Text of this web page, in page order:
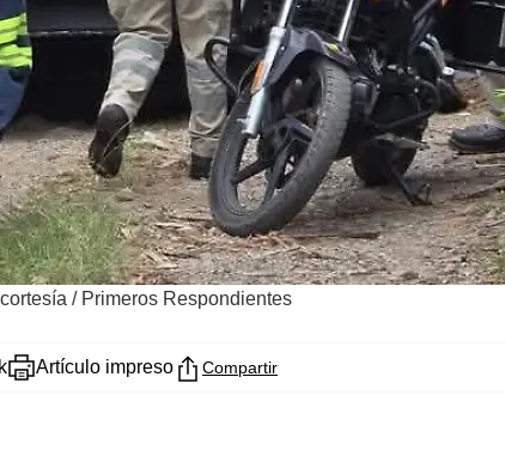
/ Primeros Respondientes
Artículo impreso Compartir